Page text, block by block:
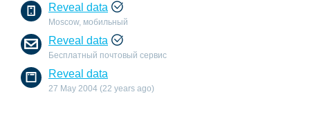
Reveal data
Moscow, мобильный
Reveal data
Бесплатный почтовый сервис
Reveal data
27 May 2004 (22 years ago)